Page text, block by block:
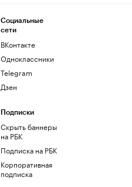
Социальные
сети
ВКонтакте
Одноклассники
Telegram
Дзен
Подписки
Скрыть баннеры
на РБК
Подписка на РБК
Корпоративная
подписка